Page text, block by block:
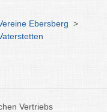
Ebersberg >
Vertriebs